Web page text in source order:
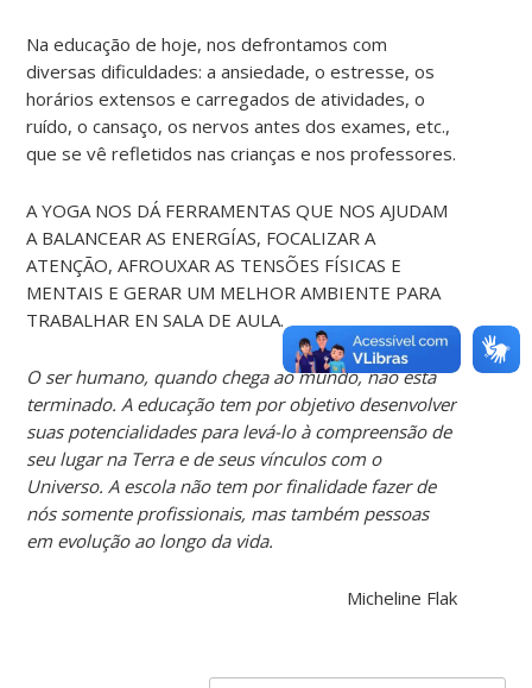
Na educação de hoje, nos defrontamos com
diversas dificuldades: a ansiedade, o estresse, os
horários extensos e carregados de atividades, o
ruído, o cansaço, os nervos antes dos exames, etc.,
que se vê refletidos nas crianças e nos professores.
A YOGA NOS DÁ FERRAMENTAS QUE NOS AJUDAM
A BALANCEAR AS ENERGÍAS, FOCALIZAR A
ATENÇÃO, AFROUXAR AS TENSÕES FÍSICAS E
MENTAIS E GERAR UM MELHOR AMBIENTE PARA
TRABALHAR EN SALA DE AULA.
O ser humano, quando chega ao mundo, não está
terminado. A educação tem por objetivo desenvolver
suas potencialidades para levá-lo à compreensão de
seu lugar na Terra e de seus vínculos com o
Universo. A escola não tem por finalidade fazer de
nós somente profissionais, mas também pessoas
em evolução ao longo da vida.
Micheline Flak